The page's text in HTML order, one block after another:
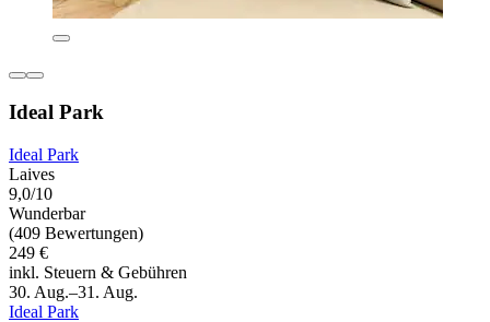
Ideal Park
Ideal Park
Laives
9,0/10
Wunderbar
(409 Bewertungen)
249 €
inkl. Steuern & Gebühren
30. Aug.–31. Aug.
Ideal Park